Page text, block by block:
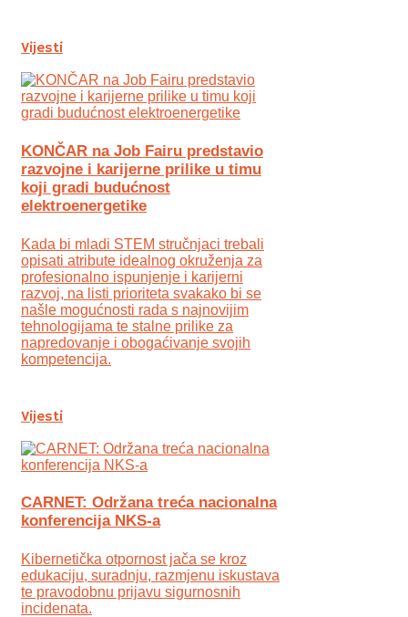
Vijesti
KONČAR na Job Fairu predstavio
razvojne i karijerne prilike u timu
koji gradi budućnost
elektroenergetike
Kada bi mladi STEM stručnjaci trebali
opisati atribute idealnog okruženja za
profesionalno ispunjenje i karijerni
razvoj, na listi prioriteta svakako bi se
našle mogućnosti rada s najnovijim
tehnologijama te stalne prilike za
napredovanje i obogaćivanje svojih
kompetencija.
Vijesti
CARNET: Održana treća nacionalna
konferencija NKS-a
Kibernetička otpornost jača se kroz
edukaciju, suradnju, razmjenu iskustava
te pravodobnu prijavu sigurnosnih
incidenata.